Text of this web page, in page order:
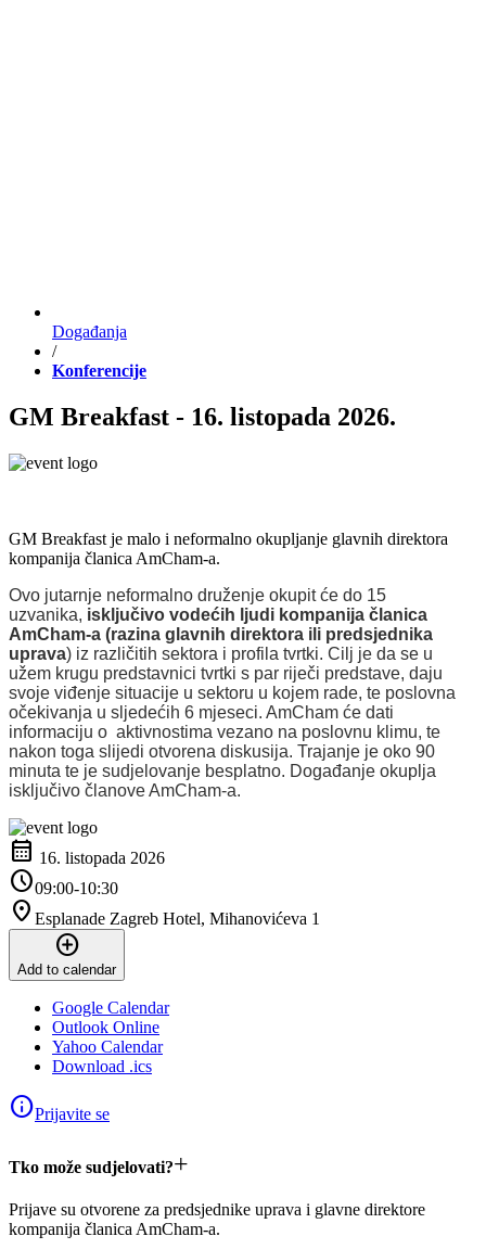
Događanja
/
Konferencije
GM Breakfast - 16. listopada 2026.
GM Breakfast je malo i neformalno okupljanje glavnih direktora
kompanija članica AmCham-a.
Ovo jutarnje neformalno druženje okupit će do 15
uzvanika, isključivo vodećih ljudi kompanija članica
AmCham-a (razina glavnih direktora ili predsjednika
uprava) iz različitih sektora i profila tvrtki. Cilj je da se u
užem krugu predstavnici tvrtki s par riječi predstave, daju
svoje viđenje situacije u sektoru u kojem rade, te poslovna
očekivanja u sljedećih 6 mjeseci. AmCham će dati
informaciju o aktivnostima vezano na poslovnu klimu, te
nakon toga slijedi otvorena diskusija. Trajanje je oko 90
minuta te je sudjelovanje besplatno. Događanje okuplja
isključivo članove AmCham-a.
calendar_month 16. listopada 2026
schedule09:00-10:30
location_on Esplanade Zagreb Hotel, Mihanovićeva 1
add_circle
Add to calendar
Google Calendar
Outlook Online
Yahoo Calendar
Download .ics
infoPrijavite se
Tko može sudjelovati?+
Prijave su otvorene za predsjednike uprava i glavne direktore
kompanija članica AmCham-a.